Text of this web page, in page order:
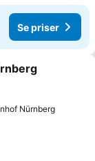
Se priser
Nürnberg